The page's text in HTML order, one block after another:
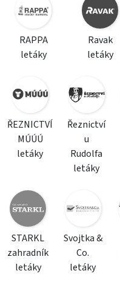
RAPPA
letáky
Ravak
letáky
ŘEZNICTVÍ
MÚÚÚ
letáky
Řeznictví
u
Rudolfa
letáky
STARKL
zahradník
letáky
Svojtka &
Co.
letáky